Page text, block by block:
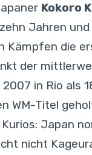
Kokoro
Jahren und
Kämpfen die
der
in Rio als
WM-Titel
Japan
nicht